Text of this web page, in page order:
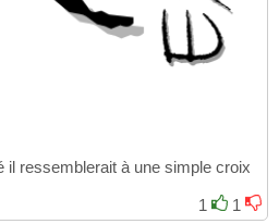
il ressemblerait à une simple croix
1
1